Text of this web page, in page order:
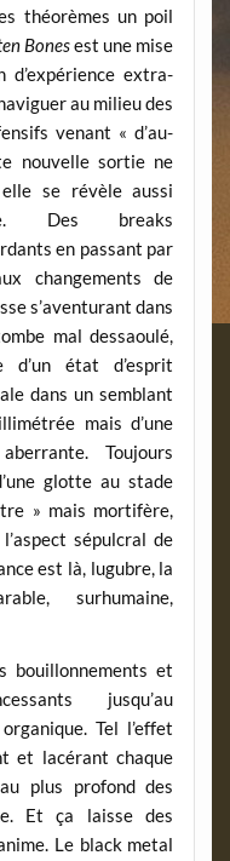
théorèmes un poil
Bonesest une mise
d’expérience extra-
au milieu des
venant « d’au-
nouvelle sortie ne
se révèle aussi
Des breaks
en passant par
changements de
s’aventurant dans
mal dessaoulé,
état d’esprit
dans un semblant
mais d’une
Toujours
glotte au stade
» mais mortifère,
sépulcral de
est là, lugubre, la
surhumaine,
bouillonnements et
jusqu’au
Tel l’effet
et lacérant chaque
plus profond des
Et ça laisse des
Le black metal